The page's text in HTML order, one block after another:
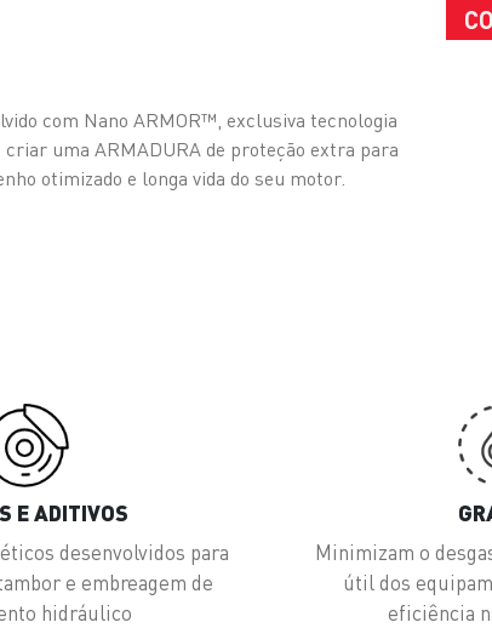
com Nano ARMOR™, exclusiva tecnologia
criar uma ARMADURA de proteção extra para
otimizado e longa vida do seu motor.
E ADITIVOS
desenvolvidos para
e embreagem de
hidráulico
Minimizam o
útil dos
eficiência